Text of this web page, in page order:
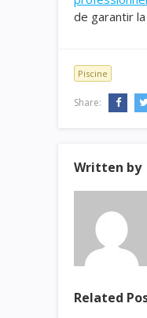
de garantir
Piscine
Share:
Written by
Related